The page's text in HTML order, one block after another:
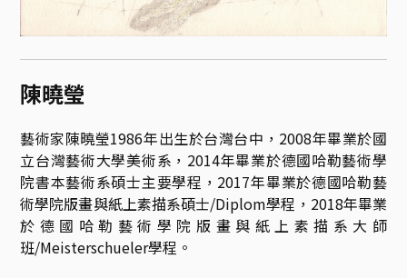
陳曉瑩
藝術家陳曉瑩1986年出生於台灣台中，2008年畢業於國
立台灣藝術大學美術系，2014年畢業於德國哈勒藝術學
院書本藝術系碩士主要學程，2017年畢業於德國哈勒藝
術學院版畫與紙上素描系碩士/Diplom學程，2018年畢業
於德國哈勒藝術學院版畫與紙上素描系大師
班/Meisterschueler學程。